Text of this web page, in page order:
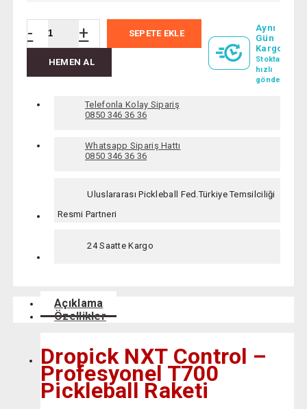
- + SEPETE EKLE
HEMEN AL
Aynı
Gün
Kargo
Stoktan
hızlı
gönderi
Telefonla Kolay Sipariş
0850 346 36 36
Whatsapp Sipariş Hattı
0850 346 36 36
Uluslararası Pickleball Fed.Türkiye Temsilciliği
Resmi Partneri
24 Saatte Kargo
Açıklama
Özellikler
Dropick NXT Control –
Profesyonel T700
Pickleball Raketi